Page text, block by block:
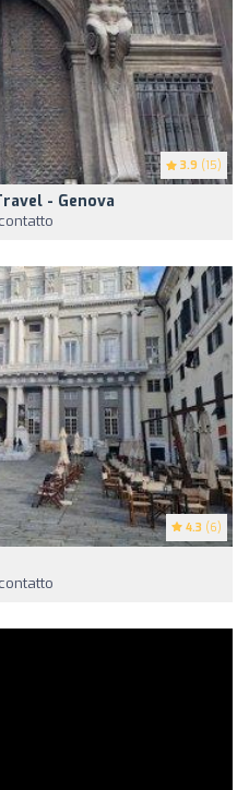
3.9 (15)
- Genova
4.3 (6)